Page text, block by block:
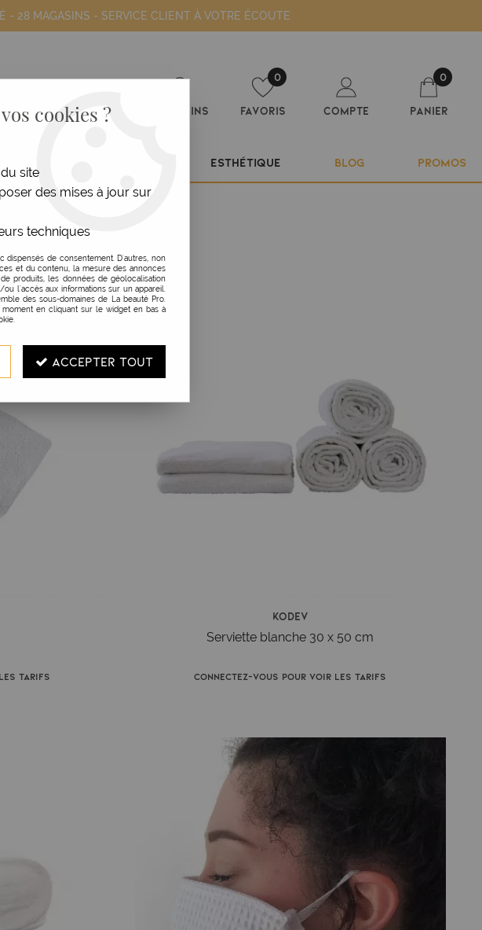
- 28 MAGASINS - SERVICE CLIENT À VOTRE ÉCOUTE
Magasins
0
Favoris Compte
0
Panier
ESTHÉTIQUE BLOG PROMOS
Kodev
les tarifs
Kodev
Serviette blanche 30 x 50 cm
Connectez-vous pour voir les tarifs
cookies ?
site
des mises à jour sur
techniques
dispensés de consentement. D'autres, non
et du contenu, la mesure des annonces
produits, les données de géolocalisation
l'accès aux informations sur un appareil.
des sous-domaines de La beauté Pro.
en cliquant sur le widget en bas à
ACCEPTER TOUT